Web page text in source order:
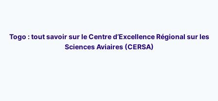
Togo : tout savoir sur le Centre d’Excellence Régional sur les
Sciences Aviaires (CERSA)